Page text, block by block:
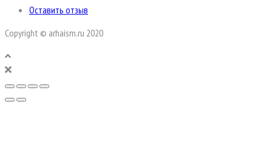
Оставить отзыв
Copyright © arhaism.ru 2020